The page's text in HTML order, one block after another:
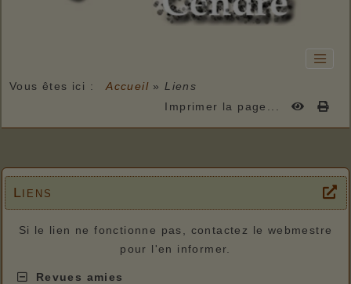
Vous êtes ici : Accueil » Liens
Imprimer la page...
Liens
Si le lien ne fonctionne pas, contactez le webmestre
pour l'en informer.
Revues amies